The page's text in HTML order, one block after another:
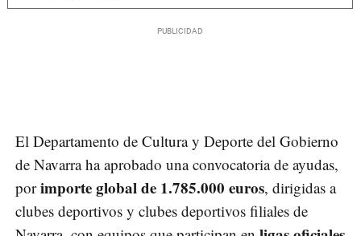
El Departamento de Cultura y Deporte del Gobierno
de Navarra ha aprobado una convocatoria de ayudas,
porimporte global de 1.785.000 euros, dirigidas a
clubes deportivos y clubes deportivos filiales de